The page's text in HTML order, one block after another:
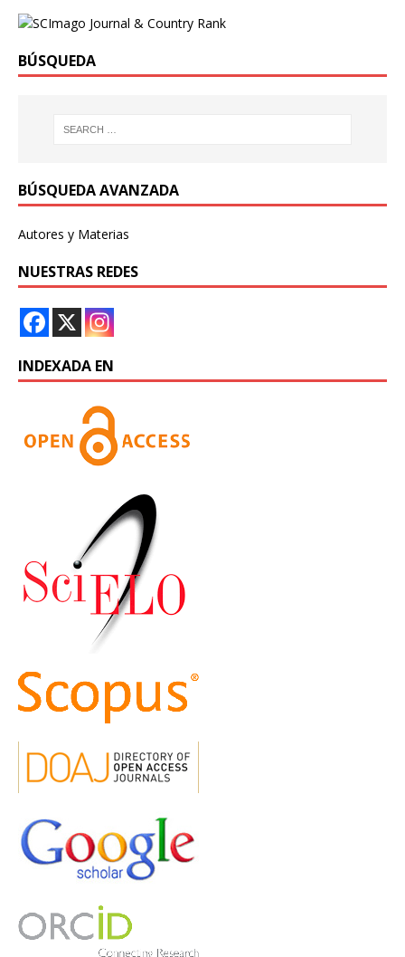
BÚSQUEDA
BÚSQUEDA AVANZADA
Autores y Materias
NUESTRAS REDES
INDEXADA EN